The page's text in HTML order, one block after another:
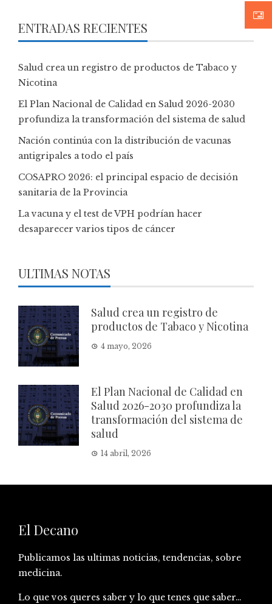
ENTRADAS RECIENTES
Salud crea un registro de productos de Tabaco y
Nicotina
El Plan Nacional de Calidad en Salud 2026-2030
profundiza la transformación del sistema de salud
Nación continúa con la distribución de vacunas
antigripales a todo el país
COSAPRO 2026: el principal espacio de decisión
sanitaria de la Provincia
La vacuna y el test de VPH podrían hacer
desaparecer varios tipos de cáncer
ULTIMAS NOTAS
Salud crea un registro de
productos de Tabaco y Nicotina
4 mayo, 2026
El Plan Nacional de Calidad en
Salud 2026-2030 profundiza la
transformación del sistema de
salud
14 abril, 2026
El Decano
Publicamos las ultimas noticias, tendencias, sobre
medicina.
Lo que vos queres saber y lo que tenes que saber…